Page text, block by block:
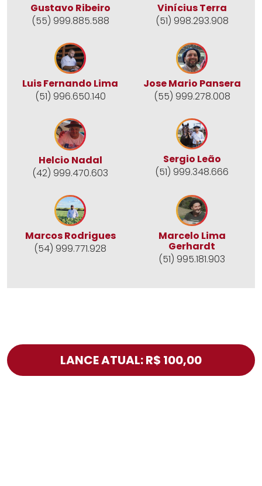
Gustavo Ribeiro
(55) 999.885.588
Vinícius Terra
(51) 998.293.908
Luis Fernando Lima
(51) 996.650.140
Jose Mario Pansera
(55) 999.278.008
Helcio Nadal
(42) 999.470.603
Sergio Leão
(51) 999.348.666
Marcos Rodrigues
(54) 999.771.928
Marcelo Lima
Gerhardt
(51) 995.181.903
LANCE ATUAL: R$ 100,00